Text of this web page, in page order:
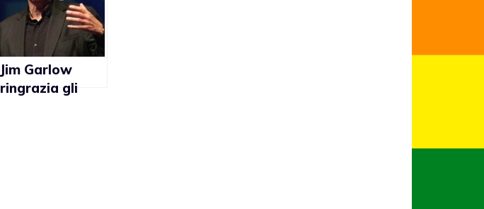
Jim Garlow
ringrazia gli